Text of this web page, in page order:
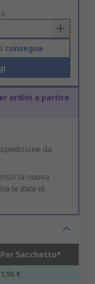
consegna
ordini a partire
da
la nuova
le date di
Per Sacchetto*
1,55 €